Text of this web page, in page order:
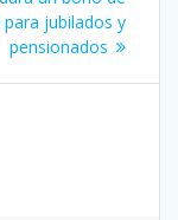
para jubilados y
pensionados